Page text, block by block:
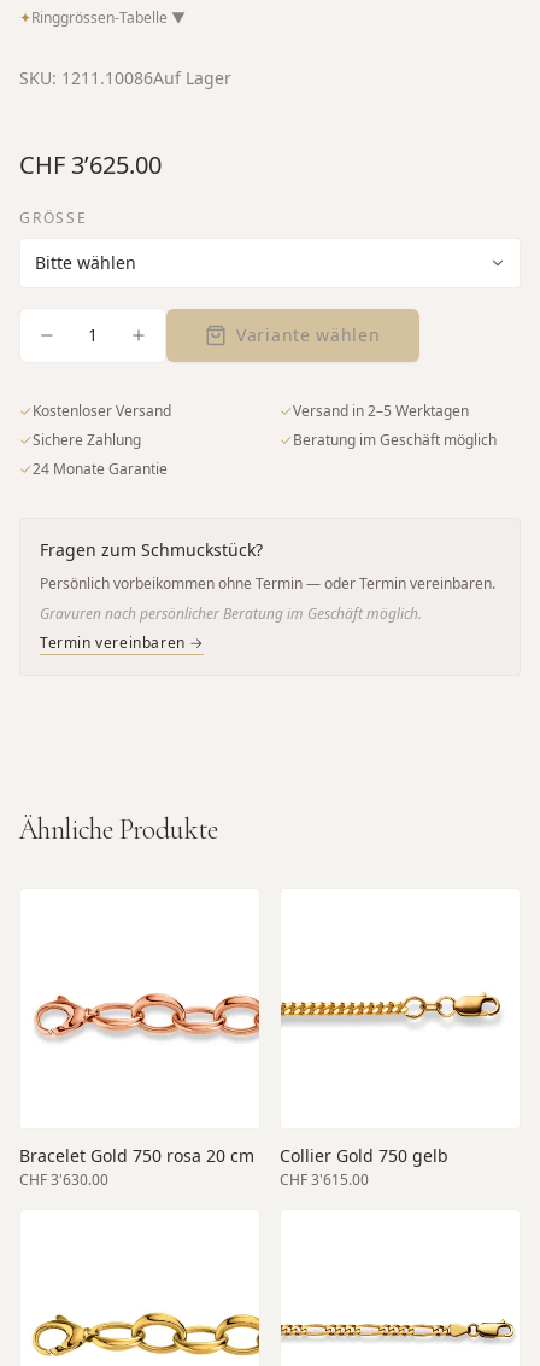
✦Ringgrössen-Tabelle ▼
SKU: 1211.10086Auf Lager
CHF 3’625.00
GRÖSSE
1 Variante wählen
✓Kostenloser Versand ✓Versand in 2–5 Werktagen
✓Sichere Zahlung ✓Beratung im Geschäft möglich
✓24 Monate Garantie
Fragen zum Schmuckstück?
Persönlich vorbeikommen ohne Termin — oder Termin vereinbaren.
Gravuren nach persönlicher Beratung im Geschäft möglich.
Termin vereinbaren →
Ähnliche Produkte
Bracelet Gold 750 rosa 20 cm
CHF 3'630.00
Collier Gold 750 gelb
CHF 3'615.00